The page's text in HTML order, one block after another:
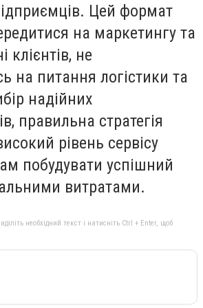
Цей формат
на маркетингу та
клієнтів, не
на питання логістики та
надійних
правильна стратегія
рівень сервісу
побудувати успішний
витратами.
необхідний текст і натисніть Ctrl + Enter, щоб